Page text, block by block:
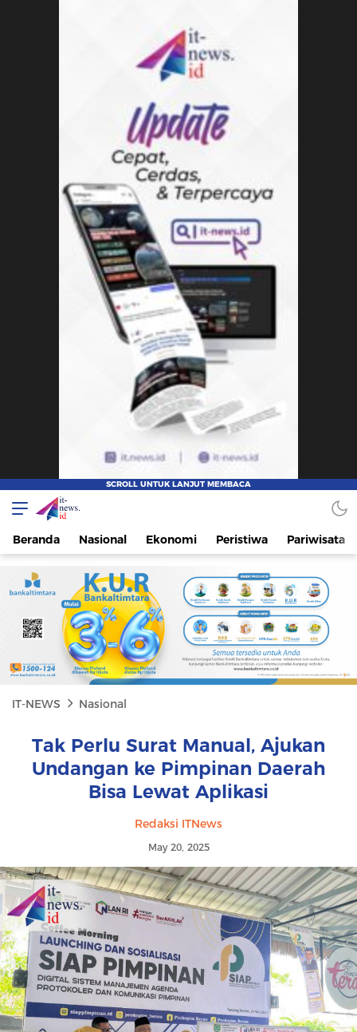
IT-NEWS
Update Cepat, Cerdas, dan Terpercaya
Beranda Nasional Ekonomi Peristiwa Pariwisata
IT-NEWS Nasional
Tak Perlu Surat Manual, Ajukan
Undangan ke Pimpinan Daerah
Bisa Lewat Aplikasi
Redaksi ITNews
May 20, 2025